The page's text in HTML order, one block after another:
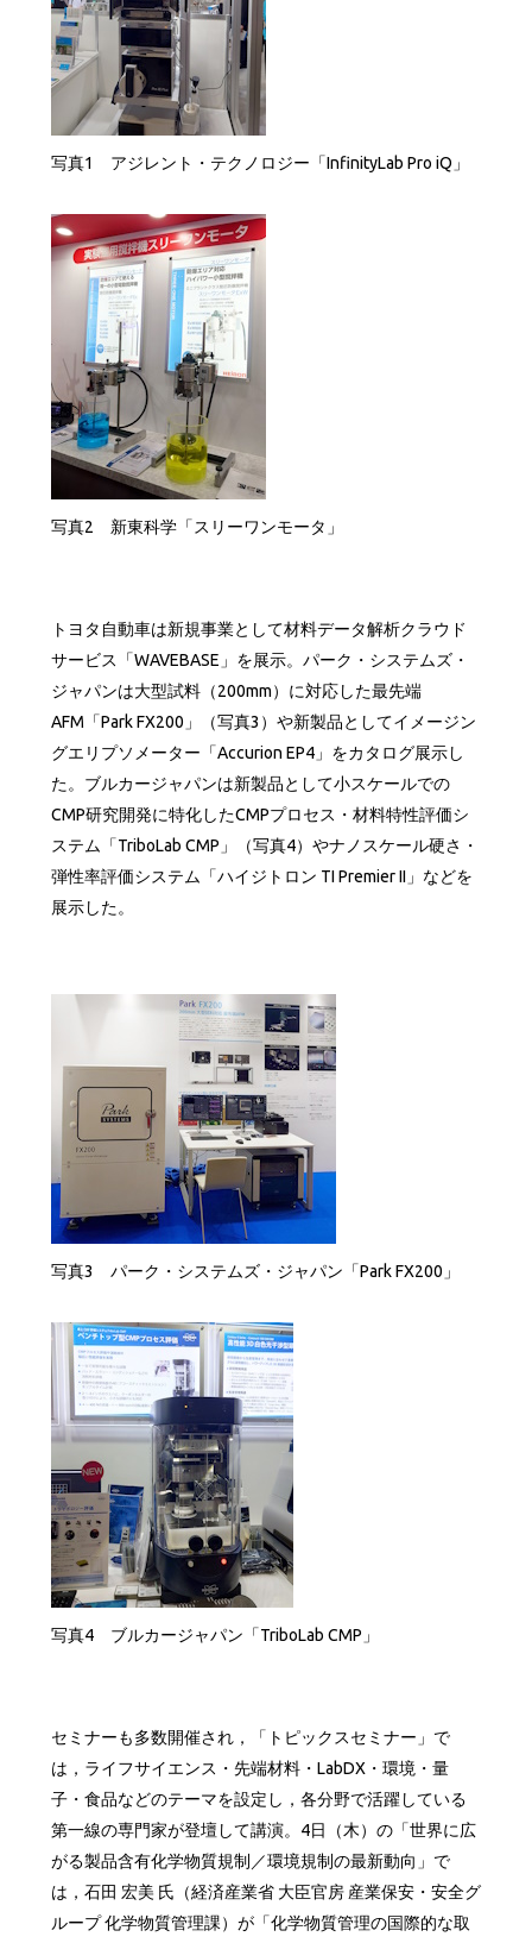
写真1 アジレント・テクノロジー「InfinityLab Pro iQ」
写真2 新東科学「スリーワンモータ」
トヨタ自動車は新規事業として材料データ解析クラウド
サービス「WAVEBASE」を展示。パーク・システムズ・
ジャパンは大型試料（200mm）に対応した最先端
AFM「Park FX200」（写真3）や新製品としてイメージン
グエリプソメーター「Accurion EP4」をカタログ展示し
た。ブルカージャパンは新製品として小スケールでの
CMP研究開発に特化したCMPプロセス・材料特性評価シ
ステム「TriboLab CMP」（写真4）やナノスケール硬さ・
弾性率評価システム「ハイジトロン TI Premier II」などを
展示した。
写真3 パーク・システムズ・ジャパン「Park FX200」
写真4 ブルカージャパン「TriboLab CMP」
セミナーも多数開催され，「トピックスセミナー」で
は，ライフサイエンス・先端材料・LabDX・環境・量
子・食品などのテーマを設定し，各分野で活躍している
第一線の専門家が登壇して講演。4日（木）の「世界に広
がる製品含有化学物質規制／環境規制の最新動向」で
は，石田 宏美 氏（経済産業省 大臣官房 産業保安・安全グ
ループ 化学物質管理課）が「化学物質管理の国際的な取